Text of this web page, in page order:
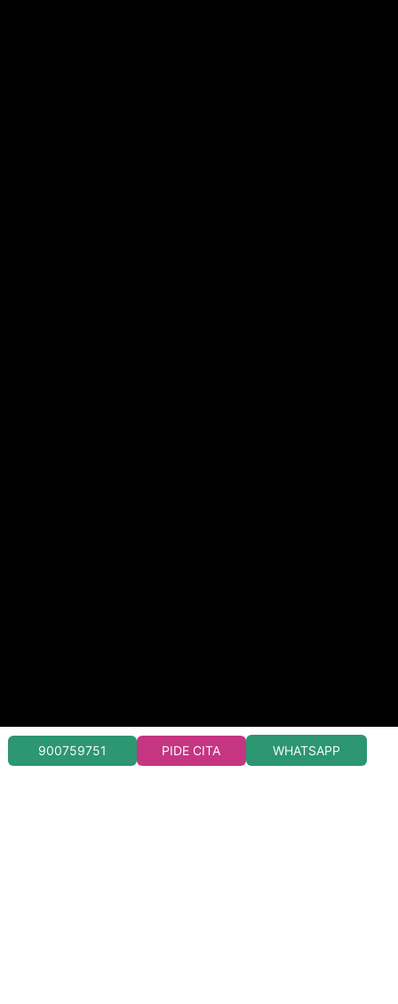
900759751 PIDE CITA WHATSAPP